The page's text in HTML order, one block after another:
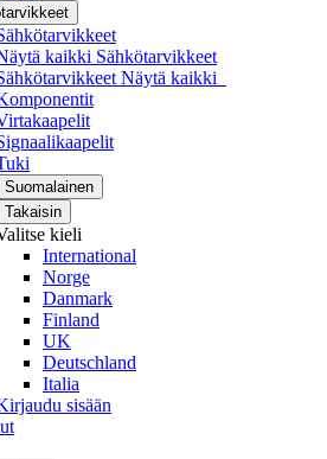
kaikki Sähkötarvikkeet
Näytä kaikki
Suomalainen
Takaisin
kieli
International
Norge
Danmark
Finland
UK
Deutschland
Italia
sisään